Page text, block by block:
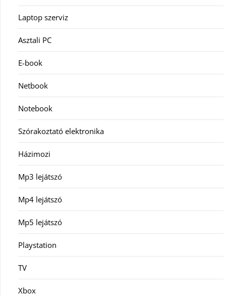
Laptop szerviz
Asztali PC
E-book
Netbook
Notebook
Szórakoztató elektronika
Házimozi
Mp3 lejátszó
Mp4 lejátszó
Mp5 lejátszó
Playstation
TV
Xbox